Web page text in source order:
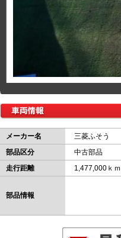
メーカー名 三菱ふそう
部品区分
中古部品
走行距離
1,477,000ｋｍ
部品情報